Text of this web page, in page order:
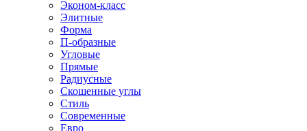
Эконом-класс
Элитные
Форма
П-образные
Угловые
Прямые
Радиусные
Скошенные углы
Стиль
Современные
Евро